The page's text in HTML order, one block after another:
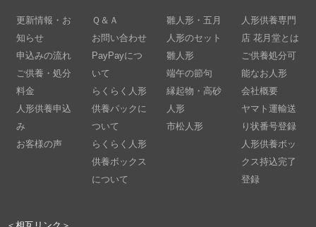
更新情報・お
知らせ
申込みの流れ
ご供養・処分
料金
人形供養申込
み
お客様の声
Ｑ＆Ａ
お問い合わせ
PayPayにつ
いて
らくらく人形
供養パックに
ついて
らくらく人形
供養ボックス
について
雛人形・五月
人形のセット
雛人形
端午の節句
縁起物・高砂
人形
市松人形
人形供養専門
店 花月堂とは
ご供養処分可
能なお人形
会社概要
ヤマト運輸送
り状番号登録
人形供養ボッ
クス持込完了
登録